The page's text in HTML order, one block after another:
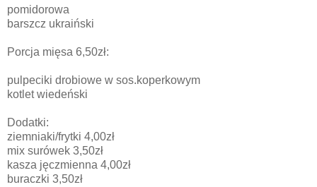
pomidorowa
barszcz ukraiński
Porcja mięsa 6,50zł:
pulpeciki drobiowe w sos.koperkowym
kotlet wiedeński
Dodatki:
ziemniaki/frytki 4,00zł
mix surówek 3,50zł
kasza jęczmienna 4,00zł
buraczki 3,50zł